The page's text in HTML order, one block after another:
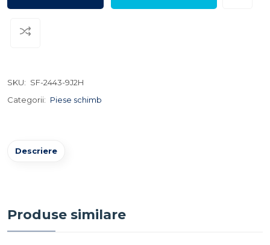
SKU: SF-2443-9J2H
Categorii: Piese schimb
Descriere
Produse similare